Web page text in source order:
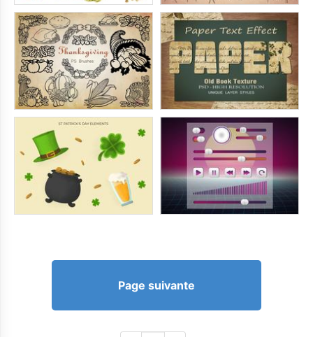
Page suivante